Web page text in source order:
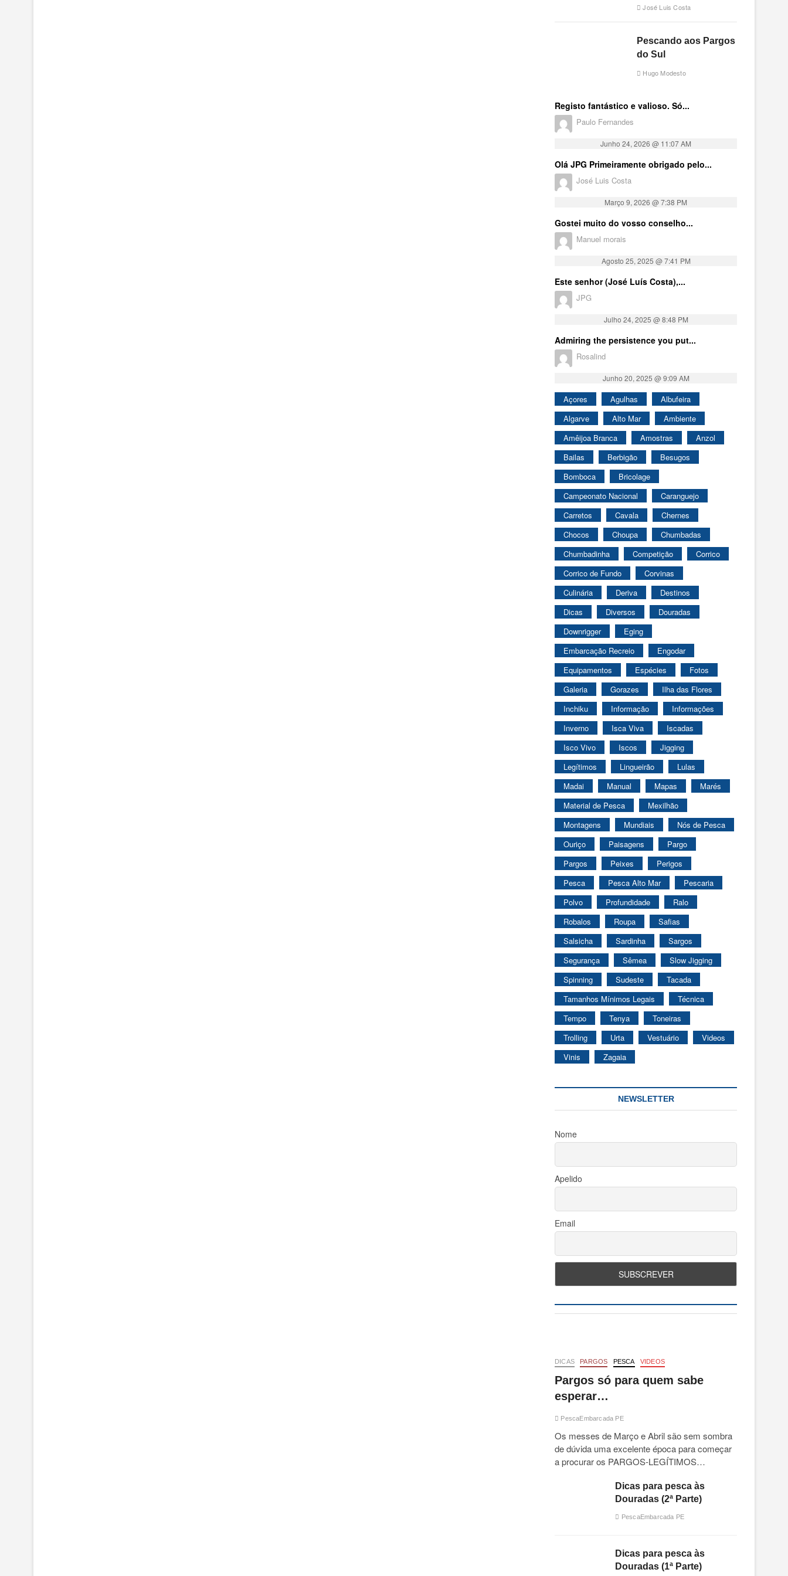
José Luis Costa
Pescando aos Pargos
do Sul
Hugo Modesto
Registo fantástico e valioso. Só...
Paulo Fernandes
Junho 24, 2026 @ 11:07 AM
Olá JPG Primeiramente obrigado pelo...
José Luis Costa
Março 9, 2026 @ 7:38 PM
Gostei muito do vosso conselho...
Manuel morais
Agosto 25, 2025 @ 7:41 PM
Este senhor (José Luís Costa),...
JPG
Julho 24, 2025 @ 8:48 PM
Admiring the persistence you put...
Rosalind
Junho 20, 2025 @ 9:09 AM
Açores Agulhas
Albufeira
Algarve
Alto Mar
Ambiente
Amêijoa Branca
Amostras
Anzol
Bailas
Berbigão
Besugos
Bomboca
Bricolage
Campeonato Nacional
Caranguejo
Carretos
Cavala
Chernes
Chocos
Choupa
Chumbadas
Chumbadinha
Competição
Corrico
Corrico de Fundo
Corvinas
Culinária
Deriva
Destinos
Dicas
Diversos
Douradas
Downrigger
Eging
Embarcação Recreio
Engodar
Equipamentos
Espécies
Fotos
Galeria
Gorazes
Ilha das Flores
Inchiku
Informação
Informações
Inverno
Isca Viva
Iscadas
Isco Vivo
Iscos
Jigging
Legítimos
Lingueirão
Lulas
Madai
Manual Mapas
Marés
Material de Pesca
Mexilhão
Montagens
Mundiais
Nós de Pesca
Ouriço
Paisagens
Pargo
Pargos
Peixes
Perigos
Pesca
Pesca Alto Mar
Pescaria
Polvo
Profundidade
Ralo
Robalos
Roupa
Safias
Salsicha
Sardinha
Sargos
Segurança
Sêmea
Slow Jigging
Spinning
Sudeste
Tacada
Tamanhos Mínimos Legais
Técnica
Tempo
Tenya
Toneiras
Trolling
Urta Vestuário
Videos
Vinis
Zagaia
NEWSLETTER
Nome
Apelido
Email
DICAS PARGOS PESCA VIDEOS
Pargos só para quem sabe
esperar…
PescaEmbarcada PE
Os messes de Março e Abril são sem sombra
de dúvida uma excelente época para começar
a procurar os PARGOS-LEGÍTIMOS…
Dicas para pesca às
Douradas (2ª Parte)
PescaEmbarcada PE
Dicas para pesca às
Douradas (1ª Parte)